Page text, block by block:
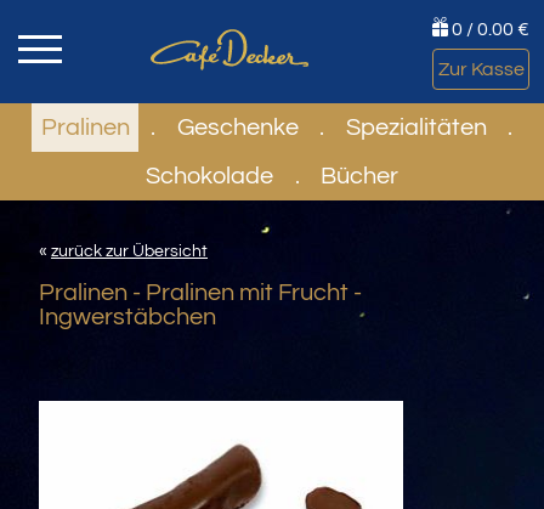
0 / 0.00 €
Zur Kasse
Pralinen . Geschenke . Spezialitäten
.
Schokolade
. Bücher
« zurück zur Übersicht
Pralinen - Pralinen mit Frucht -
Ingwerstäbchen